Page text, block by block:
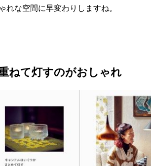
れな空間に早変わりしますね。
ねて灯すのがおしゃれ